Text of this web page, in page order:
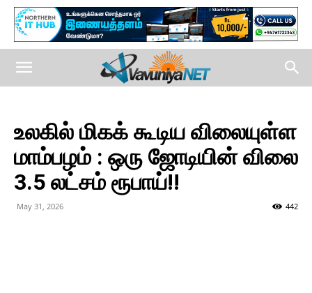
உலகில் மிகக் கூடிய விலையுள்ள
மாம்பழம் : ஒரு ஜோடியின் விலை
3.5 லட்சம் ரூபாய்!!
May 31, 2026 442